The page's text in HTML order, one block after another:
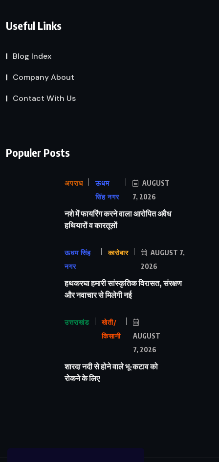
Useful Links
Blog Index
Company About
Contact With Us
Populer Posts
अपराध
ऊधम
सिंह नगर
AUGUST
7, 2026
नशे में फायरिंग करने वाला आरोपित अवैध
हथियारों व कारतूसों
ऊधम सिंह
नगर
कारोबार
AUGUST 7,
2026
हथकरघा हमारी सांस्कृतिक विरासत, संरक्षण
और नवाचार से मिलेगी नई
उत्तराखंड
खेती/
किसानी
AUGUST
7, 2026
शारदा नदी से होने वाले भू-कटाव को
रोकने के लिए